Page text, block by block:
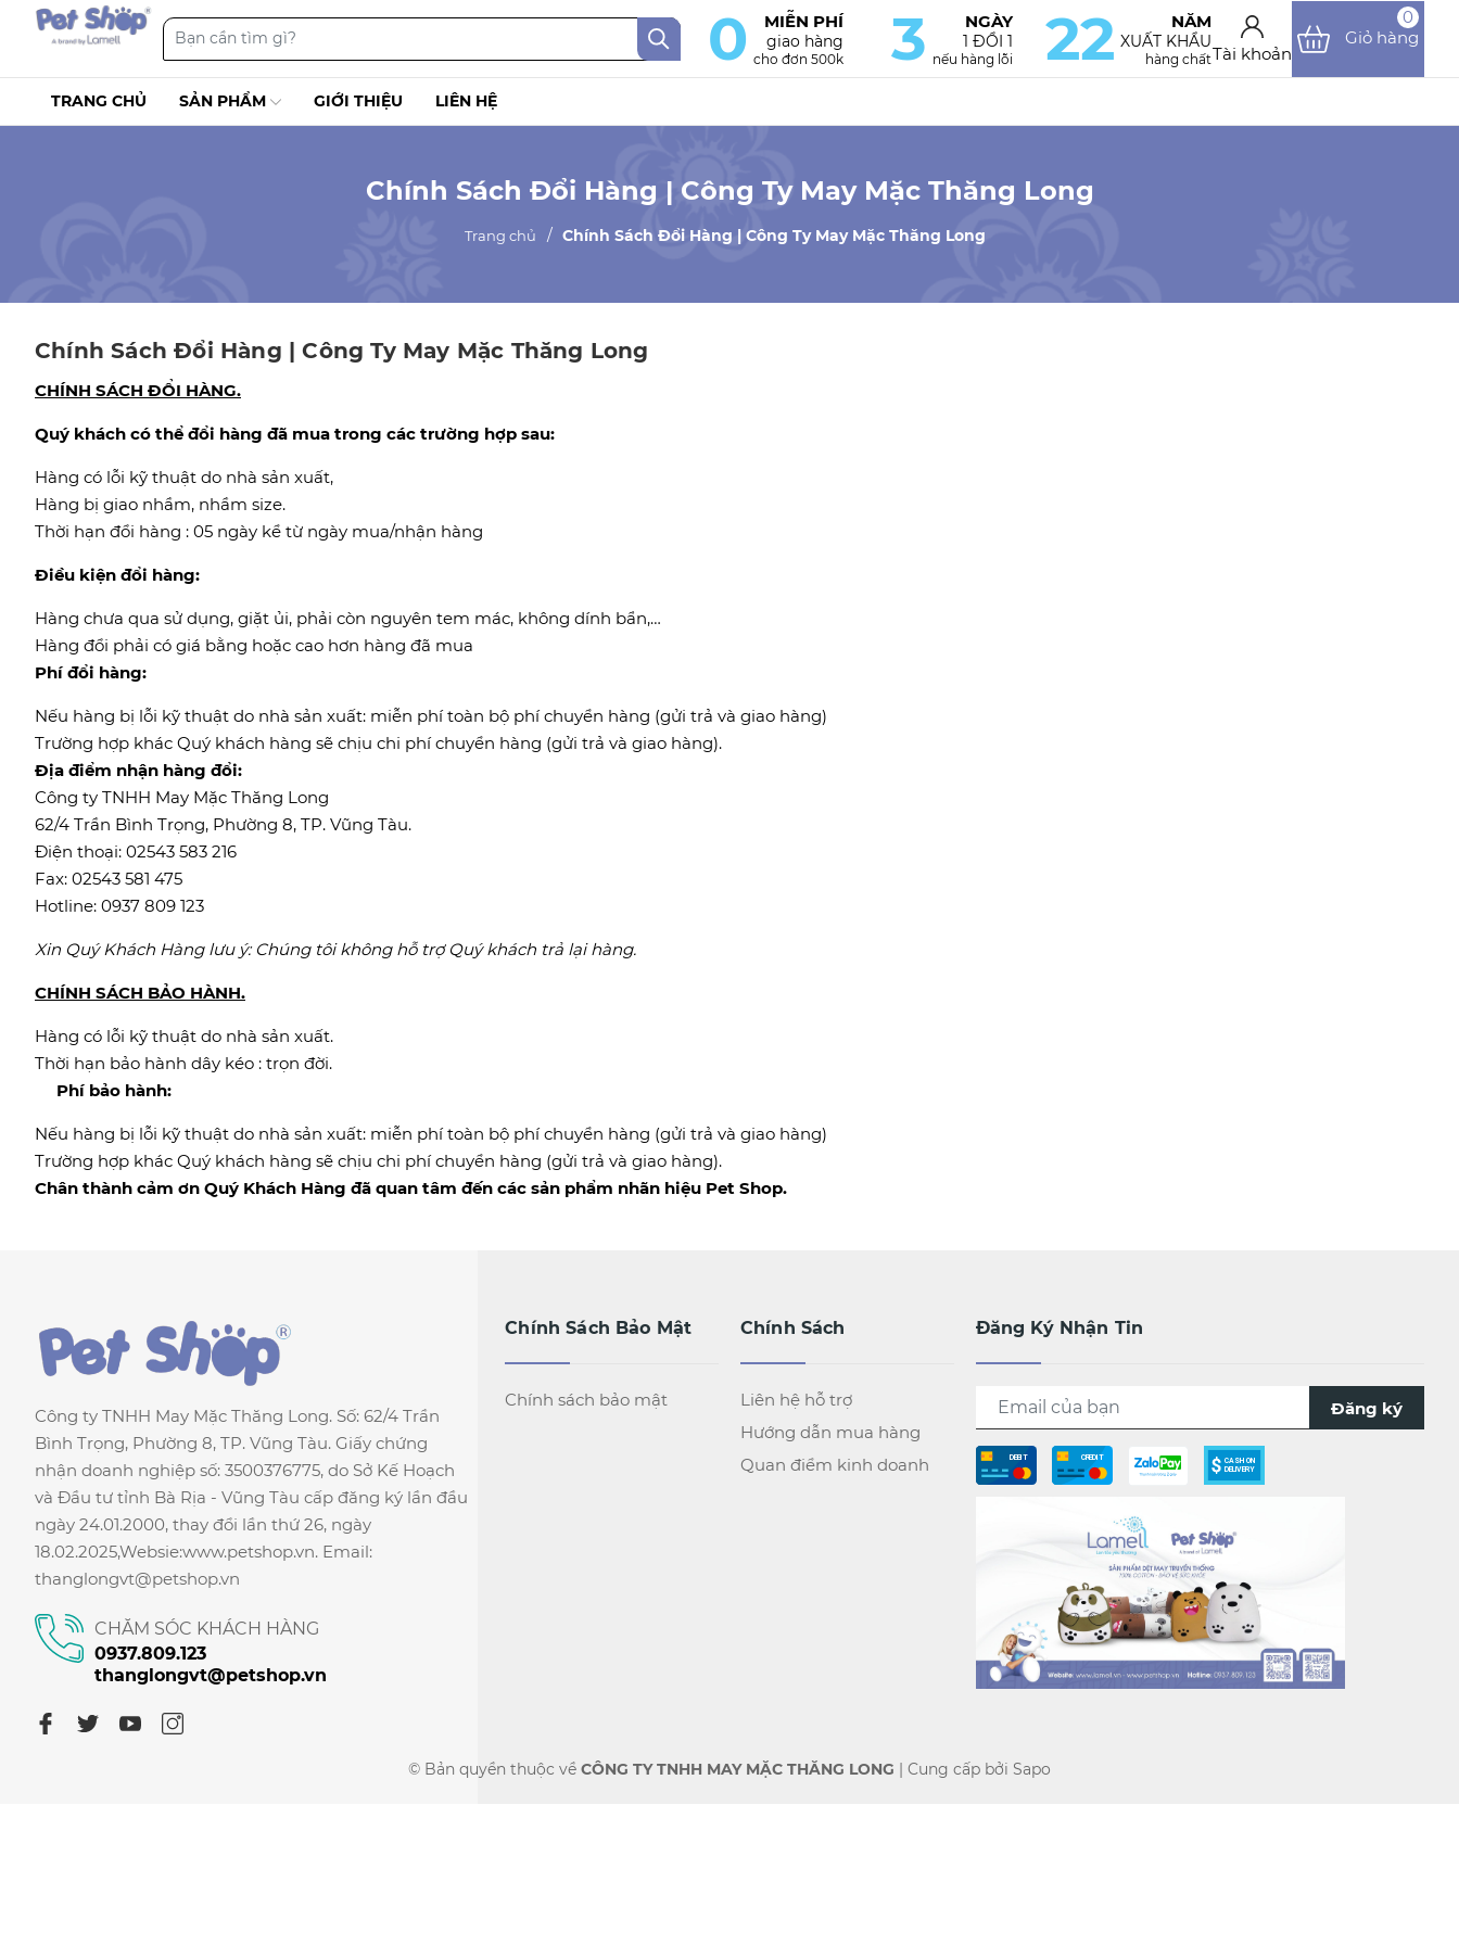
0 MIỄN PHÍ
giao hàng
cho đơn 500k 3 NGÀY
1 ĐỔI 1
nếu hàng lỗi 22 NĂM
XUẤT KHẨU
hàng chấtTài khoản
0
Giỏ hàng
TRANG CHỦ SẢN PHẨM GIỚI THIỆU LIÊN HỆ
Chính Sách Đổi Hàng | Công Ty May Mặc Thăng Long
Trang chủ Chính Sách Đổi Hàng | Công Ty May Mặc Thăng Long
Chính Sách Đổi Hàng | Công Ty May Mặc Thăng Long
CHÍNH SÁCH ĐỔI HÀNG.
Quý khách có thể đổi hàng đã mua trong các trường hợp sau:
Hàng có lỗi kỹ thuật do nhà sản xuất,
Hàng bị giao nhầm, nhầm size.
Thời hạn đổi hàng : 05 ngày kể từ ngày mua/nhận hàng
Điều kiện đổi hàng:
Hàng chưa qua sử dụng, giặt ủi, phải còn nguyên tem mác, không dính bẩn,…
Hàng đổi phải có giá bằng hoặc cao hơn hàng đã mua
Phí đổi hàng:
Nếu hàng bị lỗi kỹ thuật do nhà sản xuất: miễn phí toàn bộ phí chuyển hàng (gửi trả và giao hàng)
Trường hợp khác Quý khách hàng sẽ chịu chi phí chuyển hàng (gửi trả và giao hàng).
Địa điểm nhận hàng đổi:
Công ty TNHH May Mặc Thăng Long
62/4 Trần Bình Trọng, Phường 8, TP. Vũng Tàu.
Điện thoại: 02543 583 216
Fax: 02543 581 475
Hotline: 0937 809 123
Xin Quý Khách Hàng lưu ý: Chúng tôi không hỗ trợ Quý khách trả lại hàng.
CHÍNH SÁCH BẢO HÀNH.
Hàng có lỗi kỹ thuật do nhà sản xuất.
Thời hạn bảo hành dây kéo : trọn đời.
Phí bảo hành:
Nếu hàng bị lỗi kỹ thuật do nhà sản xuất: miễn phí toàn bộ phí chuyển hàng (gửi trả và giao hàng)
Trường hợp khác Quý khách hàng sẽ chịu chi phí chuyển hàng (gửi trả và giao hàng).
Chân thành cảm ơn Quý Khách Hàng đã quan tâm đến các sản phẩm nhãn hiệu Pet Shop.
Công ty TNHH May Mặc Thăng Long. Số: 62/4 Trần
Bình Trọng, Phường 8, TP. Vũng Tàu. Giấy chứng
nhận doanh nghiệp số: 3500376775, do Sở Kế Hoạch
và Đầu tư tỉnh Bà Rịa - Vũng Tàu cấp đăng ký lần đầu
ngày 24.01.2000, thay đổi lần thứ 26, ngày
18.02.2025,Websie:www.petshop.vn. Email:
thanglongvt@petshop.vn
CHĂM SÓC KHÁCH HÀNG
0937.809.123
thanglongvt@petshop.vn
Chính Sách Bảo Mật
Chính sách bảo mật
Chính Sách
Liên hệ hỗ trợ
Hướng dẫn mua hàng
Quan điểm kinh doanh
Đăng Ký Nhận Tin
Đăng ký
© Bản quyền thuộc về CÔNG TY TNHH MAY MẶC THĂNG LONG | Cung cấp bởi Sapo